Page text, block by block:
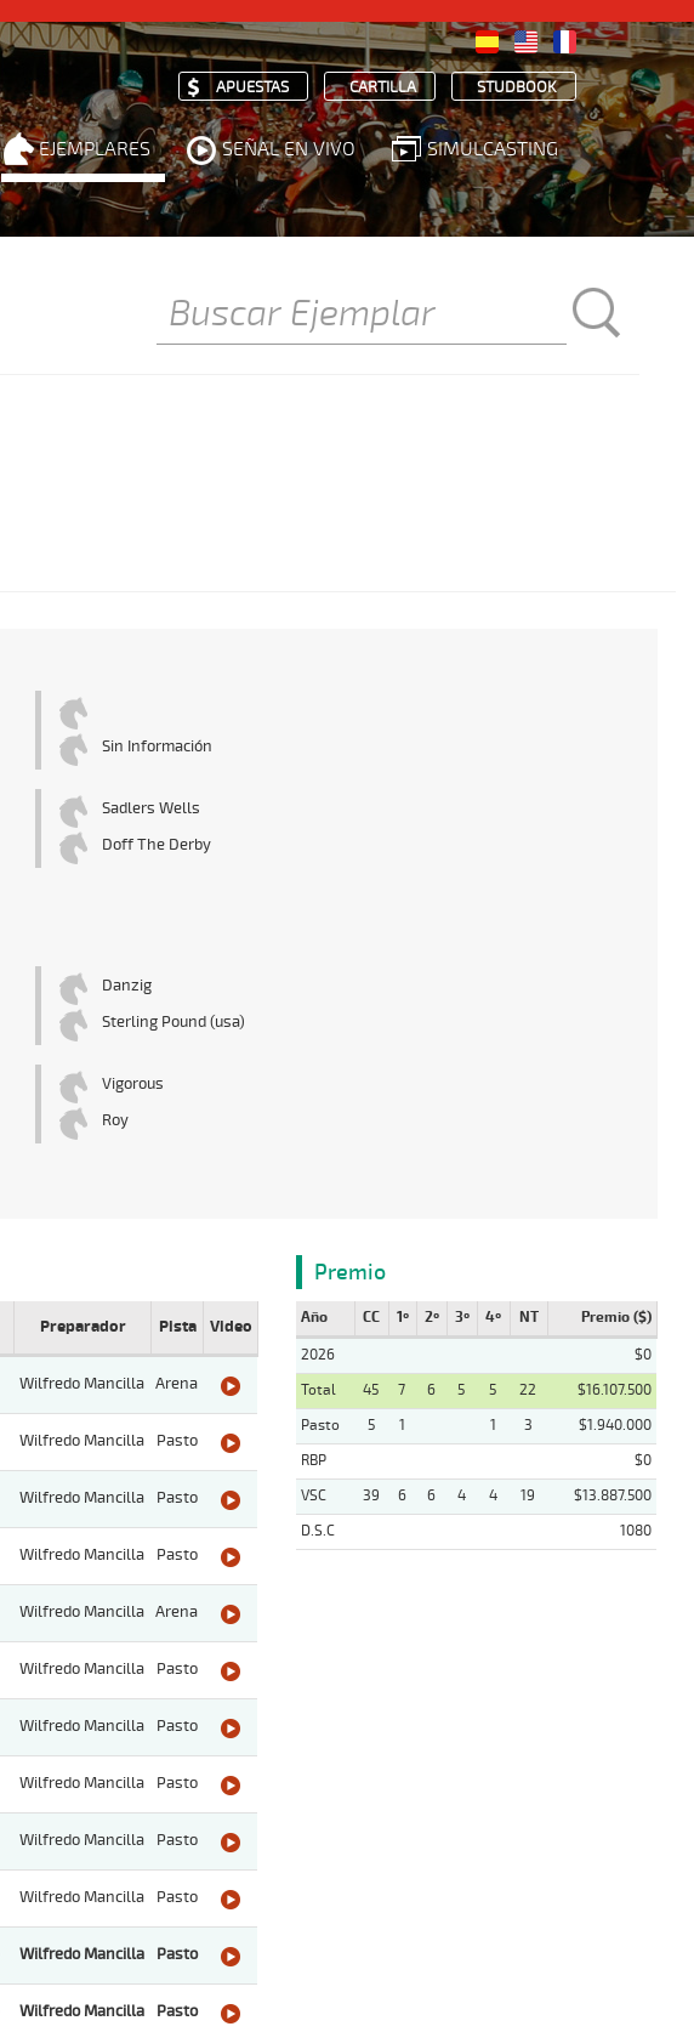
APUESTAS CARTILLA STUDBOOK
EJEMPLARES SEÑAL EN VIVO SIMULCASTING
Sin Información
Sadlers Wells
Doff The Derby
Danzig
Sterling Pound (usa)
Vigorous
Roy
Preparador Pista Video
Wilfredo Mancilla Arena
Wilfredo Mancilla Pasto
Wilfredo Mancilla Pasto
Wilfredo Mancilla Pasto
Wilfredo Mancilla Arena
Wilfredo Mancilla Pasto
Wilfredo Mancilla Pasto
Wilfredo Mancilla Pasto
Wilfredo Mancilla Pasto
Wilfredo Mancilla Pasto
Wilfredo Mancilla Pasto
Wilfredo Mancilla Pasto
Premio
Año CC 1º 2º 3º 4º NT Premio ($)
2026
$0
Total
45 7 6 5 5 22
$16.107.500
Pasto
5 1 1 3
$1.940.000
RBP
$0
VSC
39 6 6 4 4 19
$13.887.500
D.S.C
1080